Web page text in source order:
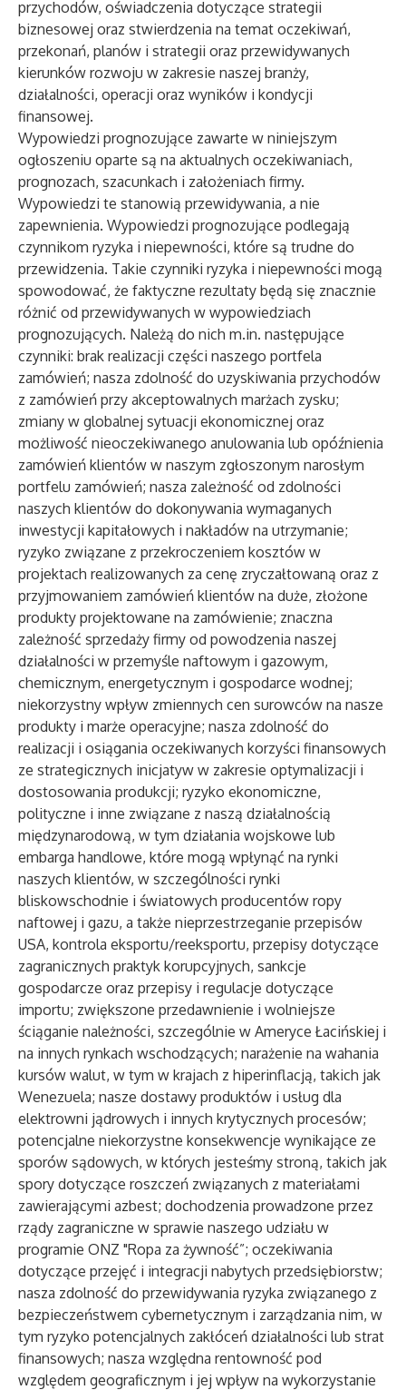
przychodów, oświadczenia dotyczące strategii
biznesowej oraz stwierdzenia na temat oczekiwań,
przekonań, planów i strategii oraz przewidywanych
kierunków rozwoju w zakresie naszej branży,
działalności, operacji oraz wyników i kondycji
finansowej.
Wypowiedzi prognozujące zawarte w niniejszym
ogłoszeniu oparte są na aktualnych oczekiwaniach,
prognozach, szacunkach i założeniach firmy.
Wypowiedzi te stanowią przewidywania, a nie
zapewnienia. Wypowiedzi prognozujące podlegają
czynnikom ryzyka i niepewności, które są trudne do
przewidzenia. Takie czynniki ryzyka i niepewności mogą
spowodować, że faktyczne rezultaty będą się znacznie
różnić od przewidywanych w wypowiedziach
prognozujących. Należą do nich m.in. następujące
czynniki: brak realizacji części naszego portfela
zamówień; nasza zdolność do uzyskiwania przychodów
z zamówień przy akceptowalnych marżach zysku;
zmiany w globalnej sytuacji ekonomicznej oraz
możliwość nieoczekiwanego anulowania lub opóźnienia
zamówień klientów w naszym zgłoszonym narosłym
portfelu zamówień; nasza zależność od zdolności
naszych klientów do dokonywania wymaganych
inwestycji kapitałowych i nakładów na utrzymanie;
ryzyko związane z przekroczeniem kosztów w
projektach realizowanych za cenę zryczałtowaną oraz z
przyjmowaniem zamówień klientów na duże, złożone
produkty projektowane na zamówienie; znaczna
zależność sprzedaży firmy od powodzenia naszej
działalności w przemyśle naftowym i gazowym,
chemicznym, energetycznym i gospodarce wodnej;
niekorzystny wpływ zmiennych cen surowców na nasze
produkty i marże operacyjne; nasza zdolność do
realizacji i osiągania oczekiwanych korzyści finansowych
ze strategicznych inicjatyw w zakresie optymalizacji i
dostosowania produkcji; ryzyko ekonomiczne,
polityczne i inne związane z naszą działalnością
międzynarodową, w tym działania wojskowe lub
embarga handlowe, które mogą wpłynąć na rynki
naszych klientów, w szczególności rynki
bliskowschodnie i światowych producentów ropy
naftowej i gazu, a także nieprzestrzeganie przepisów
USA, kontrola eksportu/reeksportu, przepisy dotyczące
zagranicznych praktyk korupcyjnych, sankcje
gospodarcze oraz przepisy i regulacje dotyczące
importu; zwiększone przedawnienie i wolniejsze
ściąganie należności, szczególnie w Ameryce Łacińskiej i
na innych rynkach wschodzących; narażenie na wahania
kursów walut, w tym w krajach z hiperinflacją, takich jak
Wenezuela; nasze dostawy produktów i usług dla
elektrowni jądrowych i innych krytycznych procesów;
potencjalne niekorzystne konsekwencje wynikające ze
sporów sądowych, w których jesteśmy stroną, takich jak
spory dotyczące roszczeń związanych z materiałami
zawierającymi azbest; dochodzenia prowadzone przez
rządy zagraniczne w sprawie naszego udziału w
programie ONZ "Ropa za żywność”; oczekiwania
dotyczące przejęć i integracji nabytych przedsiębiorstw;
nasza zdolność do przewidywania ryzyka związanego z
bezpieczeństwem cybernetycznym i zarządzania nim, w
tym ryzyko potencjalnych zakłóceń działalności lub strat
finansowych; nasza względna rentowność pod
względem geograficznym i jej wpływ na wykorzystanie